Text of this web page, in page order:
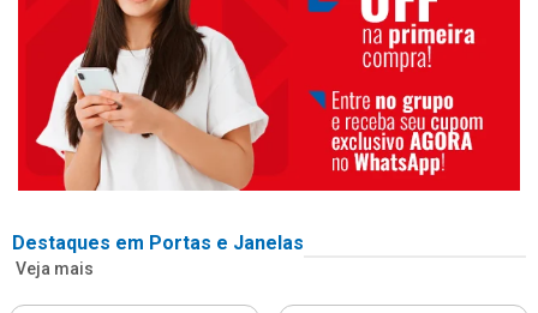
Destaques em Portas e Janelas
Veja mais